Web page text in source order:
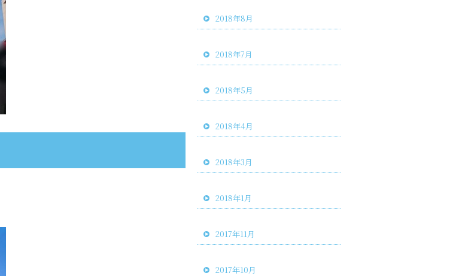
2018年8月
2018年7月
2018年5月
2018年4月
2018年3月
2018年1月
2017年11月
2017年10月